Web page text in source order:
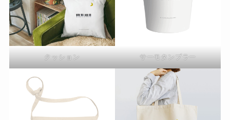
クッション サーモタンブラー